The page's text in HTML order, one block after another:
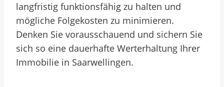
langfristig funktionsfähig zu halten und
mögliche Folgekosten zu minimieren.
Denken Sie vorausschauend und sichern Sie
sich so eine dauerhafte Werterhaltung Ihrer
Immobilie in Saarwellingen.